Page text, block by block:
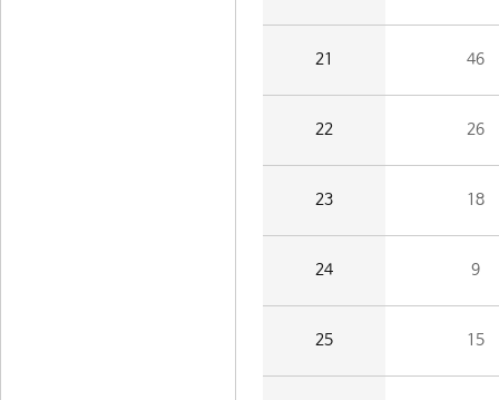
21 46
22 26
23 18
24 9
25 15